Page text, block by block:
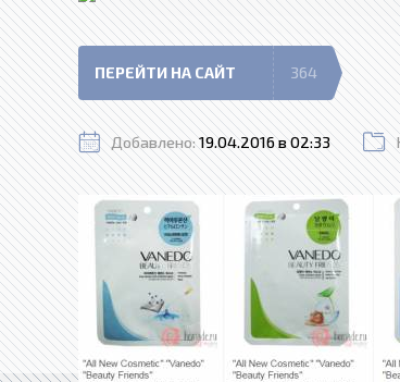
ПЕРЕЙТИ НА САЙТ 364
Добавлено:19.04.2016 в 02:33